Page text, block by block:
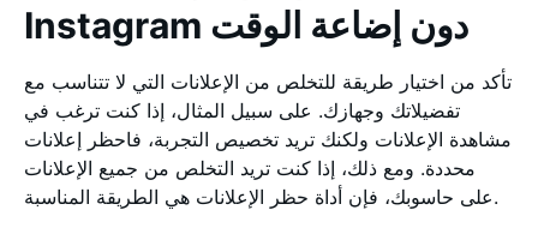
Instagram دون إضاعة الوقت
تأكد من اختيار طريقة للتخلص من الإعلانات التي لا تتناسب مع
تفضيلاتك وجهازك. على سبيل المثال، إذا كنت ترغب في
مشاهدة الإعلانات ولكنك تريد تخصيص التجربة، فاحظر إعلانات
محددة. ومع ذلك، إذا كنت تريد التخلص من جميع الإعلانات
على حاسوبك، فإن أداة حظر الإعلانات هي الطريقة المناسبة.